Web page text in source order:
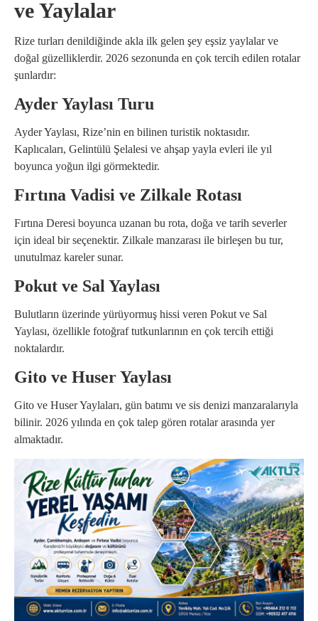
ve Yaylalar
Rize turları denildiğinde akla ilk gelen şey eşsiz yaylalar ve
doğal güzelliklerdir. 2026 sezonunda en çok tercih edilen rotalar
şunlardır:
Ayder Yaylası Turu
Ayder Yaylası, Rize’nin en bilinen turistik noktasıdır.
Kaplıcaları, Gelintülü Şelalesi ve ahşap yayla evleri ile yıl
boyunca yoğun ilgi görmektedir.
Fırtına Vadisi ve Zilkale Rotası
Fırtına Deresi boyunca uzanan bu rota, doğa ve tarih severler
için ideal bir seçenektir. Zilkale manzarası ile birleşen bu tur,
unutulmaz kareler sunar.
Pokut ve Sal Yaylası
Bulutların üzerinde yürüyormuş hissi veren Pokut ve Sal
Yaylası, özellikle fotoğraf tutkunlarının en çok tercih ettiği
noktalardır.
Gito ve Huser Yaylası
Gito ve Huser Yaylaları, gün batımı ve sis denizi manzaralarıyla
bilinir. 2026 yılında en çok talep gören rotalar arasında yer
almaktadır.